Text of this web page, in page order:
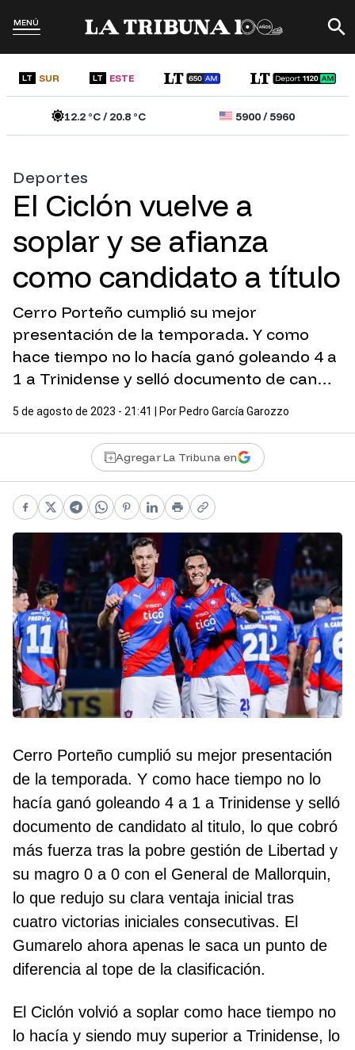
MENÚ
LT SUR LT ESTE
12.2°C /20.8°C 5900/5960
Deportes
El Ciclón vuelve a
soplar y se afianza
como candidato a título
Cerro Porteño cumplió su mejor
presentación de la temporada. Y como
hace tiempo no lo hacía ganó goleando 4 a
1 a Trinidense y selló documento de can…
5 de agosto de 2023 - 21:41 | Por Pedro García Garozzo
Agregar La Tribuna en
Facebook
X Telegram
WhatsApp
Pinterest
LinkedIn
PrintCopy link
Cerro Porteño cumplió su mejor presentación
de la temporada. Y como hace tiempo no lo
hacía ganó goleando 4 a 1 a Trinidense y selló
documento de candidato al titulo, lo que cobró
más fuerza tras la pobre gestión de Libertad y
su magro 0 a 0 con el General de Mallorquin,
lo que redujo su clara ventaja inicial tras
cuatro victorias iniciales consecutivas. El
Gumarelo ahora apenas le saca un punto de
diferencia al tope de la clasificación.
El Ciclón volvió a soplar como hace tiempo no
lo hacía y siendo muy superior a Trinidense, lo